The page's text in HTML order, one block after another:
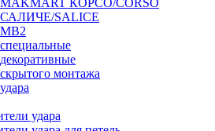
КОРСО/CORSO
САЛИЧЕ/SALICE
монтажа
удара